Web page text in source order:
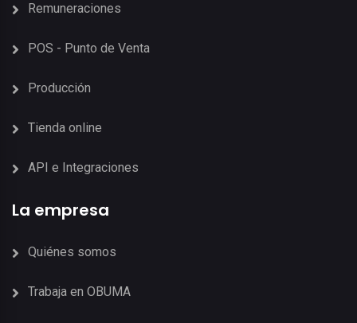
Remuneraciones
POS - Punto de Venta
Producción
Tienda online
API e Integraciones
La empresa
Quiénes somos
Trabaja en OBUMA